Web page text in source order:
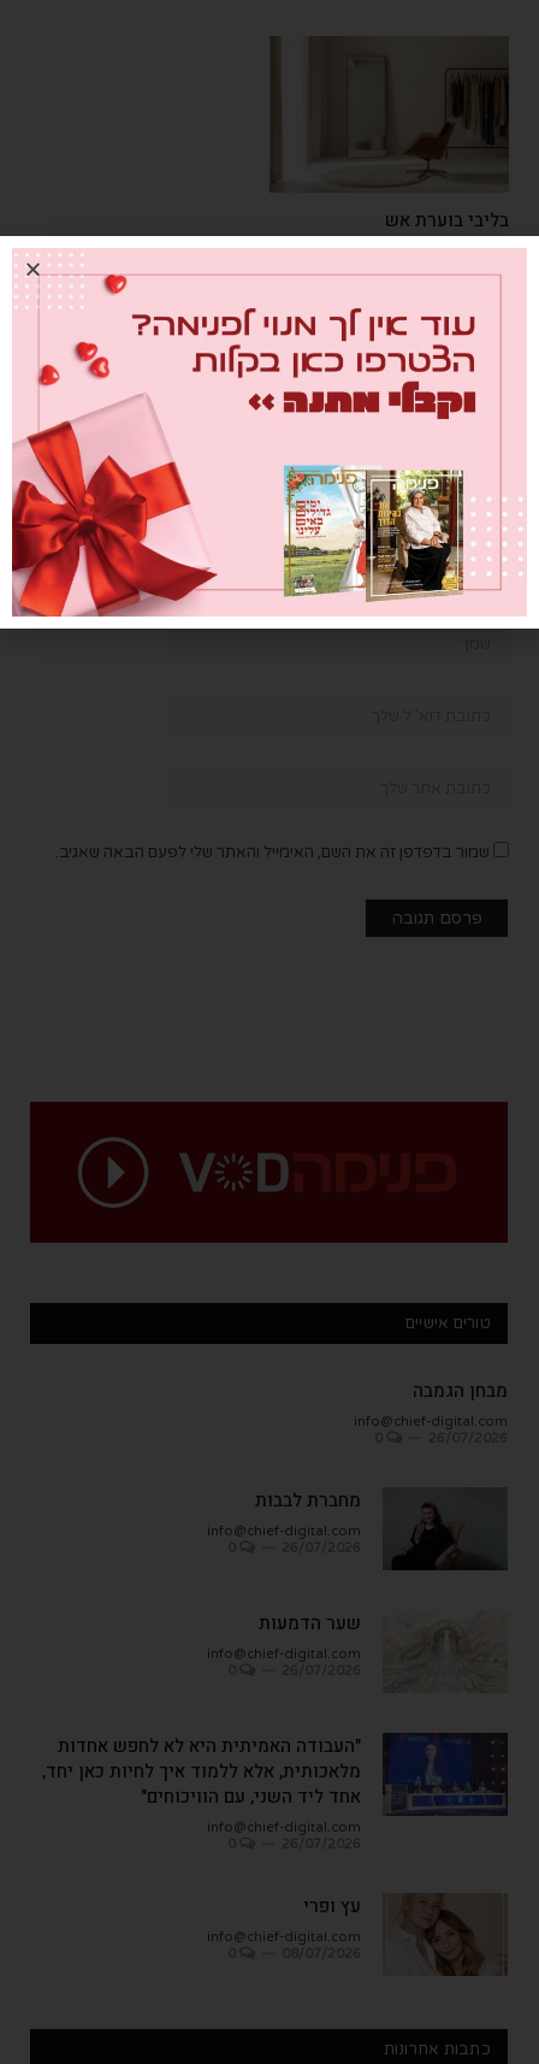
בליבי בוערת אש
כתוב תגובה
שמור בדפדפן זה את השם, האימייל והאתר שלי לפעם הבאה שאגיב.
טורים אישיים
מבחן הגמבה
info@chief-digital.com
מחברת לבבות
info@chief-digital.com
שער הדמעות
info@chief-digital.com
"העבודה האמיתית היא לא לחפש אחדות
מלאכותית, אלא ללמוד איך לחיות כאן יחד,
אחד ליד השני, עם הוויכוחים"
info@chief-digital.com
עץ ופרי
info@chief-digital.com
כתבות אחרונות